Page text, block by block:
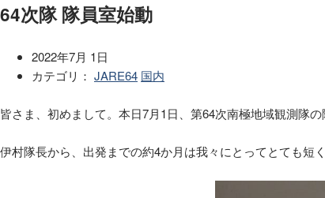
64次隊 隊員室始動
2022年7月 1日
カテゴリ： JARE64 国内
皆さま、初めまして。本日7月1日、第64次南極地域観測隊
伊村隊長から、出発までの約4か月は我々にとってとても短